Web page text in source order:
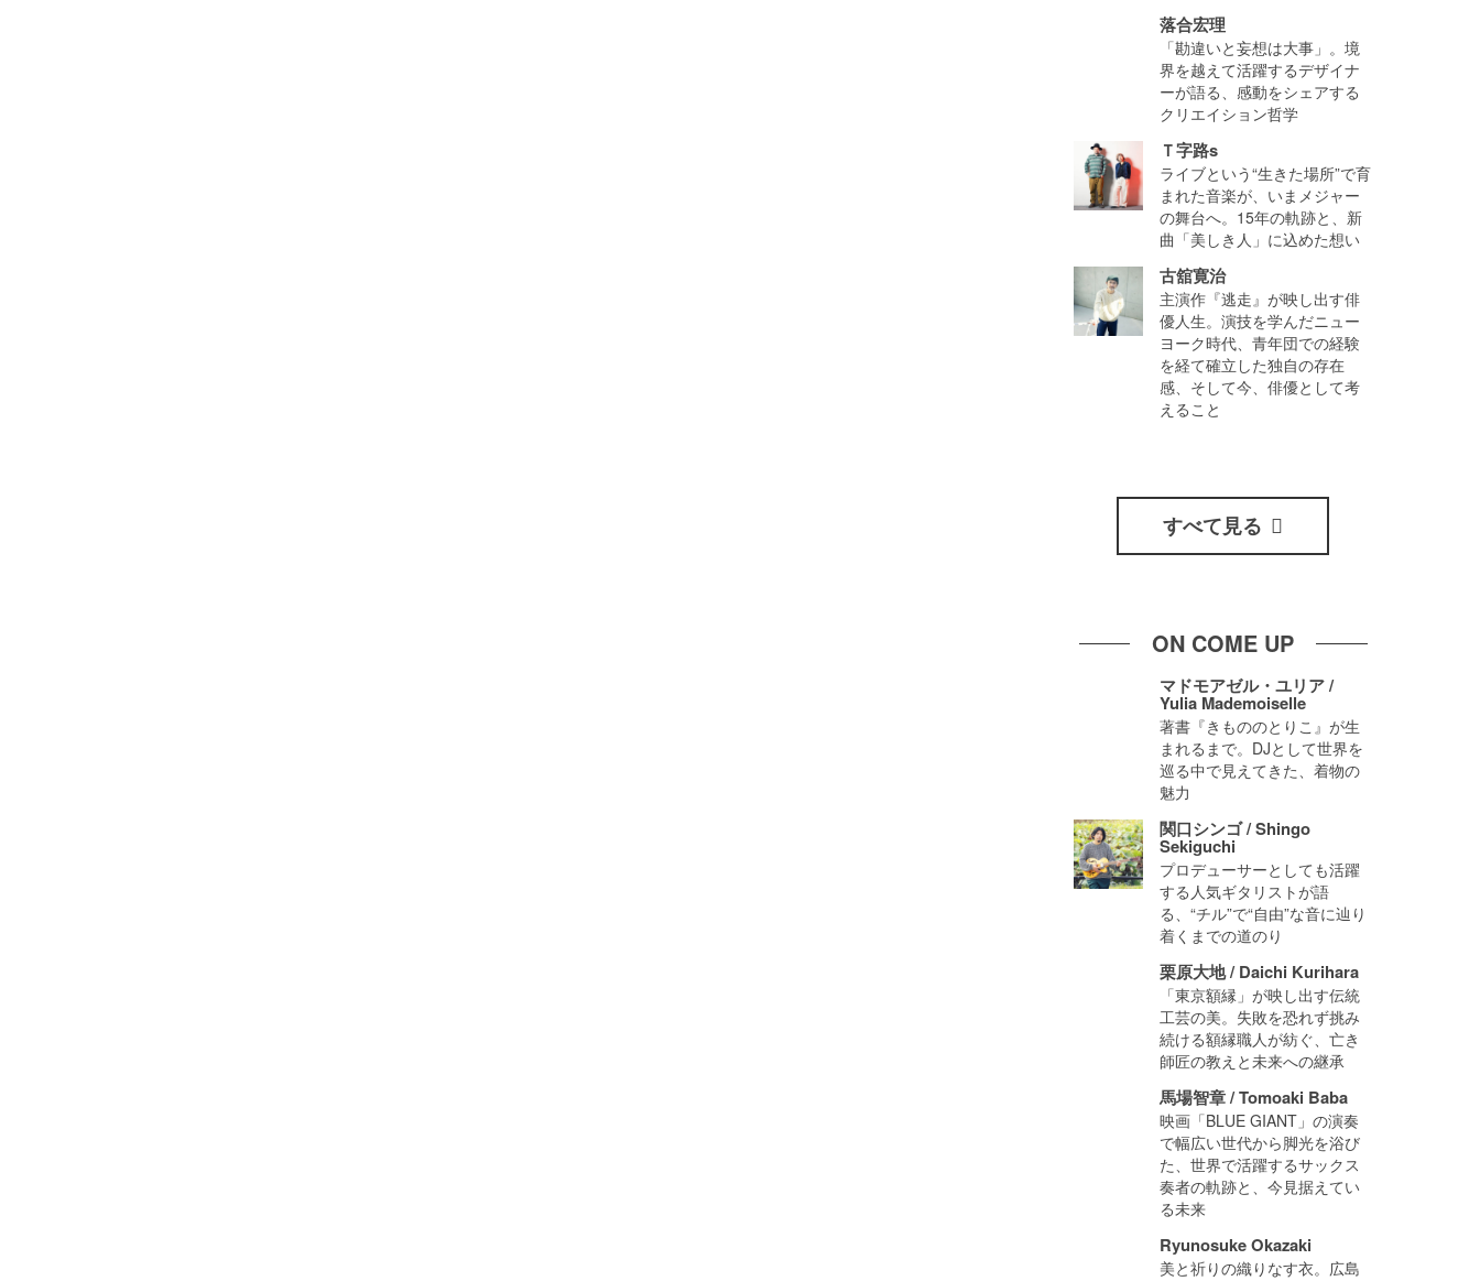
落合宏理
「勘違いと妄想は大事」。境
界を越えて活躍するデザイナ
ーが語る、感動をシェアする
クリエイション哲学
Ｔ字路s
ライブという“生きた場所”で育
まれた音楽が、いまメジャー
の舞台へ。15年の軌跡と、新
曲「美しき人」に込めた想い
古舘寛治
主演作『逃走』が映し出す俳
優人生。演技を学んだニュー
ヨーク時代、青年団での経験
を経て確立した独自の存在
感、そして今、俳優として考
えること
すべて見る
ON COME UP
マドモアゼル・ユリア /
Yulia Mademoiselle
著書『きもののとりこ』が生
まれるまで。DJとして世界を
巡る中で見えてきた、着物の
魅力
関口シンゴ / Shingo
Sekiguchi
プロデューサーとしても活躍
する人気ギタリストが語
る、“チル”で“自由”な音に辿り
着くまでの道のり
栗原大地 / Daichi Kurihara
「東京額縁」が映し出す伝統
工芸の美。失敗を恐れず挑み
続ける額縁職人が紡ぐ、亡き
師匠の教えと未来への継承
馬場智章 / Tomoaki Baba
映画「BLUE GIANT」の演奏
で幅広い世代から脚光を浴び
た、世界で活躍するサックス
奏者の軌跡と、今見据えてい
る未来
Ryunosuke Okazaki
美と祈りの織りなす衣。広島